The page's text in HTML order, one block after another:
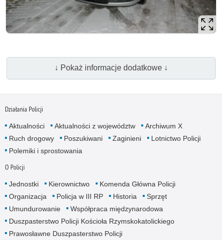
↓ Pokaż informacje dodatkowe ↓
Działania Policji
Aktualności Aktualności z województw
Archiwum X
Ruch drogowy
Poszukiwani Zaginieni
Lotnictwo Policji
Polemiki i sprostowania
O Policji
Jednostki Kierownictwo
Komenda Główna Policji
Organizacja
Policja w III RP Historia
Sprzęt
Umundurowanie
Współpraca międzynarodowa
Duszpasterstwo Policji Kościoła Rzymskokatolickiego
Prawosławne Duszpasterstwo Policji